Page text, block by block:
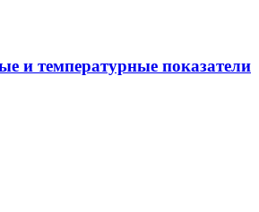
и температурные показатели